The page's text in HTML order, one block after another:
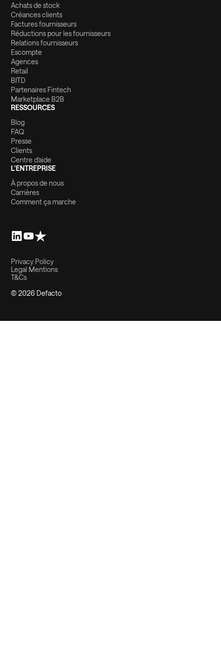
Achats de stock
Créances clients
Factures fournisseurs
Réductions pour les fournisseurs
Relations fournisseurs
Escompte
Agences
Retail
BITD
Partenaires Fintech
Marketplace B2B
RESSOURCES
Blog
FAQ
Presse
Clients
Centre d'aide
L'ENTREPRISE
À propos de nous
Carrières
Comment ça marche
© 2026 Defacto
Privacy Policy
Legal Mentions
T&Cs